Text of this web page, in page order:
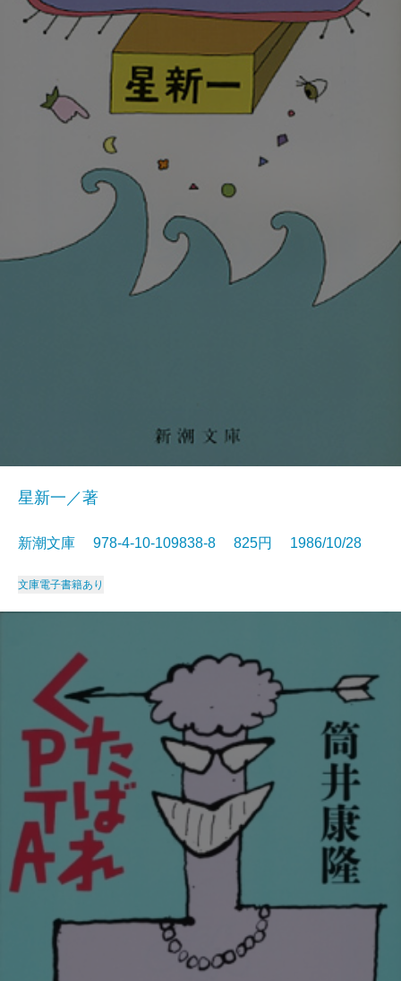
星新一／著
新潮文庫 978-4-10-109838-8 825円 1986/10/28
文庫電子書籍あり